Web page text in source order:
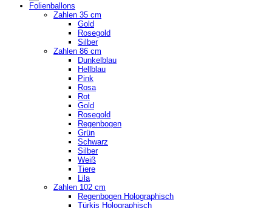
Folienballons
Zahlen 35 cm
Gold
Rosegold
Silber
Zahlen 86 cm
Dunkelblau
Hellblau
Pink
Rosa
Rot
Gold
Rosegold
Regenbogen
Grün
Schwarz
Silber
Weiß
Tiere
Lila
Zahlen 102 cm
Regenbogen Holographisch
Türkis Holographisch